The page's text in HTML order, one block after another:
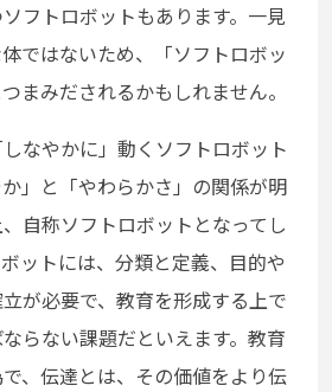
フトロボットもあります。一見
ではないため、「ソフトロボッ
まみだされるかもしれません。
なやかに」動くソフトロボット
」と「やわらかさ」の関係が明
自称ソフトロボットとなってし
ットには、分類と定義、目的や
が必要で、教育を形成する上で
らない課題だといえます。教育
、伝達とは、その価値をより伝